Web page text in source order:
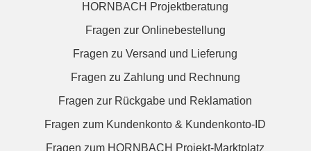
HORNBACH Projektberatung
Fragen zur Onlinebestellung
Fragen zu Versand und Lieferung
Fragen zu Zahlung und Rechnung
Fragen zur Rückgabe und Reklamation
Fragen zum Kundenkonto & Kundenkonto-ID
Fragen zum HORNBACH Projekt-Marktplatz